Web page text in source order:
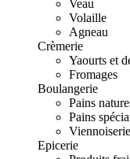
Veau
Volaille
Agneau
Crèmerie
Yaourts et
Fromages
Boulangerie
Pains
Pains
Epicerie